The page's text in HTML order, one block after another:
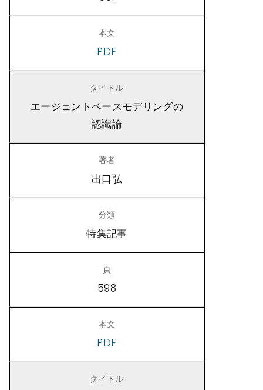
PDF
エージェントベースモデリングの
認識論
出口弘
特集記事
598
PDF